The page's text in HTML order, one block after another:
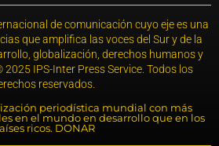
de comunicación cuyo eje es una
que amplifica las voces del Sur y de la
globalización, derechos humanos y
IPS-Inter Press Service. Todos los
reservados.
periodística mundial con más
en el mundo en desarrollo que en los
ricos. DONAR